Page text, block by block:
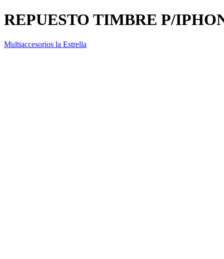
REPUESTO TIMBRE P/
Multiaccesorios la Estrella